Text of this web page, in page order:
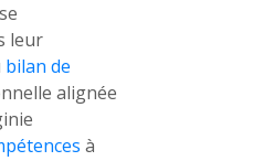
leur
bilan de
alignée
à